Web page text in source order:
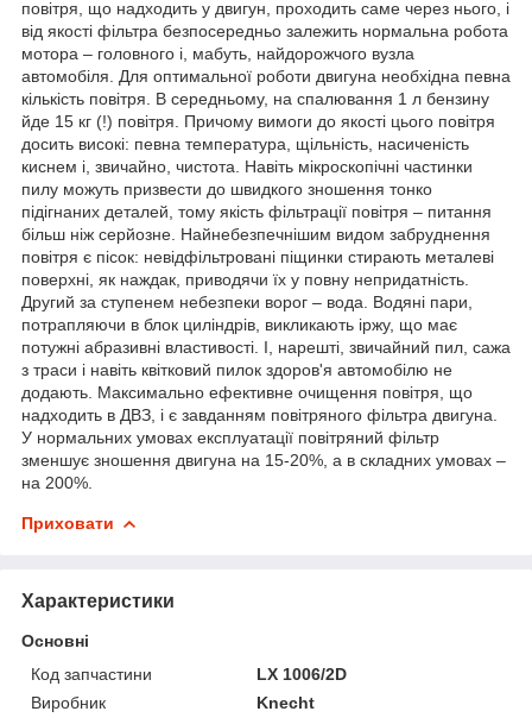
повітря, що надходить у двигун, проходить саме через нього, і
від якості фільтра безпосередньо залежить нормальна робота
мотора – головного і, мабуть, найдорожчого вузла
автомобіля. Для оптимальної роботи двигуна необхідна певна
кількість повітря. В середньому, на спалювання 1 л бензину
йде 15 кг (!) повітря. Причому вимоги до якості цього повітря
досить високі: певна температура, щільність, насиченість
киснем і, звичайно, чистота. Навіть мікроскопічні частинки
пилу можуть призвести до швидкого зношення тонко
підігнаних деталей, тому якість фільтрації повітря – питання
більш ніж серйозне. Найнебезпечнішим видом забруднення
повітря є пісок: невідфільтровані піщинки стирають металеві
поверхні, як наждак, приводячи їх у повну непридатність.
Другий за ступенем небезпеки ворог – вода. Водяні пари,
потрапляючи в блок циліндрів, викликають іржу, що має
потужні абразивні властивості. І, нарешті, звичайний пил, сажа
з траси і навіть квітковий пилок здоров'я автомобілю не
додають. Максимально ефективне очищення повітря, що
надходить в ДВЗ, і є завданням повітряного фільтра двигуна.
У нормальних умовах експлуатації повітряний фільтр
зменшує зношення двигуна на 15-20%, а в складних умовах –
на 200%.
Приховати
Характеристики
Основні
Код запчастини
LX 1006/2D
Виробник
Knecht